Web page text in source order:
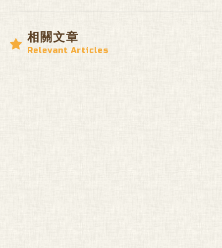
相關文章
Relevant Articles